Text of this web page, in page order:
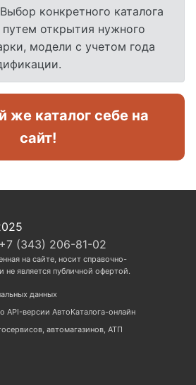
конкретного каталога
открытия нужного
модели с учетом года
же каталог себе на
сайт!
+7 (343) 206-81-02
на сайте, носит справочно-
не является публичной офертой.
данных
API-версии АвтоКаталога-онлайн
автомагазинов, АТП